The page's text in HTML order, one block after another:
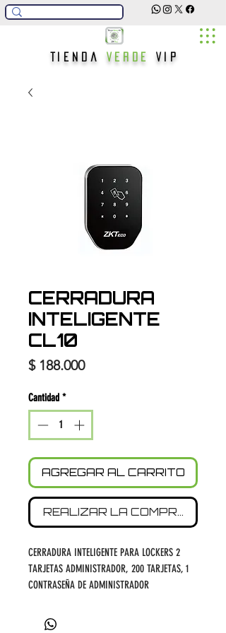
TiendaVerde Vip
CERRADURA
INTELIGENTE
CL10
$ 188.000Precio
Cantidad *
AGREGAR AL CARRITO
REALIZAR LA COMPRA
CERRADURA INTELIGENTE PARA LOCKERS 2
TARJETAS ADMINISTRADOR, 200 TARJETAS, 1
CONTRASEÑA DE ADMINISTRADOR